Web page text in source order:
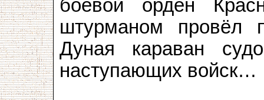
боевой орден
штурманом провёл
Дуная караван
наступающих войск…